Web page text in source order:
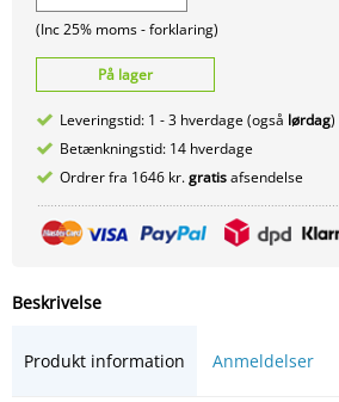
(Inc 25% moms -forklaring)
På lager
Leveringstid: 1 - 3 hverdage (også lørdag)
Betænkningstid: 14 hverdage
Ordrer fra 1646 kr.gratisafsendelse
Beskrivelse
Produkt information Anmeldelser